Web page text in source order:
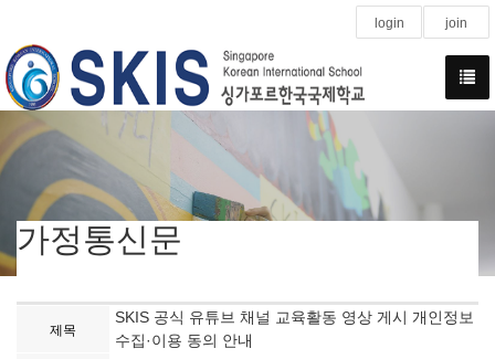
login join
가정통신문
제목
SKIS 공식 유튜브 채널 교육활동 영상 게시 개인정보
수집·이용 동의 안내